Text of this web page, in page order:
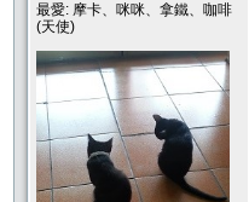
最愛: 摩卡、咪咪、拿鐵、咖啡
(天使)